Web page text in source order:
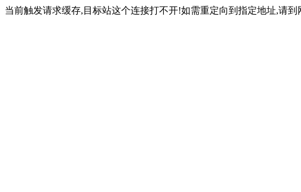
当前触发请求缓存,目标站这个连接打不开!如需重定向到指定地址,请